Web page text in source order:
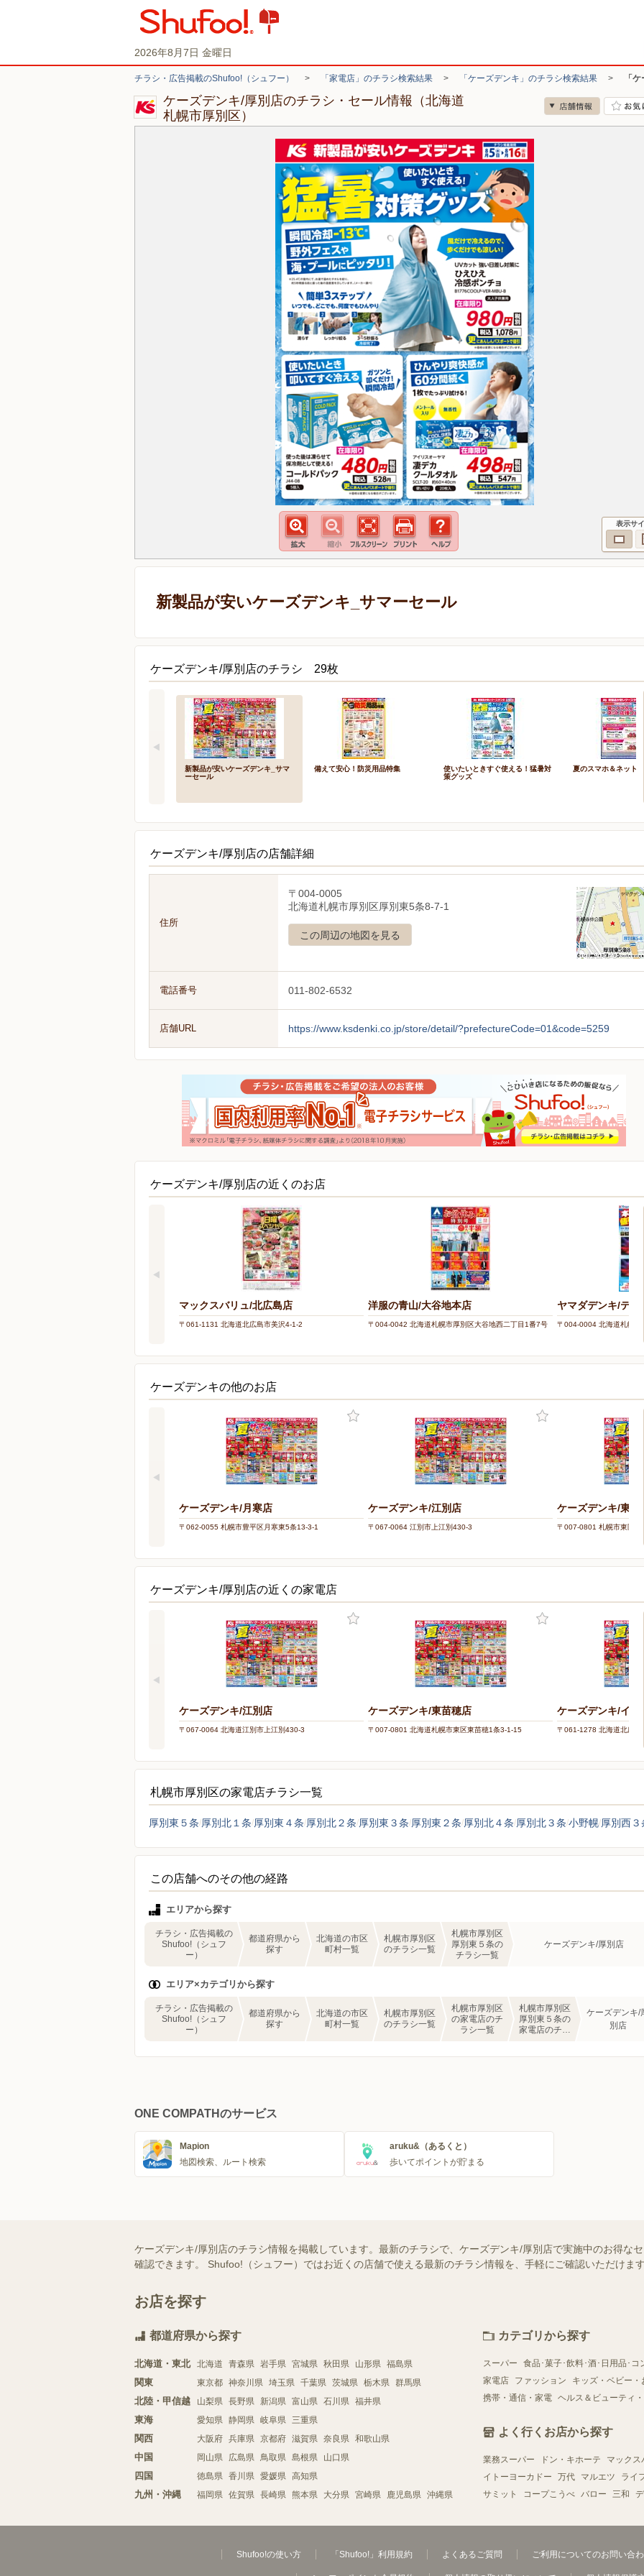
2026年8月7日 金曜日
チラシ・広告掲載のShufoo!（シュフー） > 「家電店」のチラシ検索結果 > 「ケーズデンキ」のチラシ検索結果 > 「
ケーズデンキ/厚別店のチラシ・セール情報（北海道
札幌市厚別区）
表示サ
新製品が安いケーズデンキ_サマーセール
ケーズデンキ/厚別店のチラシ 29枚
新製品が安いケーズデンキ_サマ
ーセール
備えて安心！防災用品特集
使いたいときすぐ使える！猛暑対
策グッズ
夏のスマホ＆ネット応
ケーズデンキ/厚別店の店舗詳細
住所
〒004-0005
北海道札幌市厚別区厚別東5条8-7-1
この周辺の地図を見る
電話番号 011-802-6532
店舗URL https://www.ksdenki.co.jp/store/detail/?prefectureCode=01&code=5259
ケーズデンキ/厚別店の近くのお店
マックスバリュ/北広島店
〒061-1131 北海道北広島市美沢4-1-2
洋服の青山/大谷地本店
〒004-0042 北海道札幌市厚別区大谷地西二丁目1番7号
ヤマダデンキ/テ
〒004-0004 北海道札幌
ケーズデンキの他のお店
ケーズデンキ/月寒店
〒062-0055 札幌市豊平区月寒東5条13-3-1
ケーズデンキ/江別店
〒067-0064 江別市上江別430-3
ケーズデンキ/東苗
〒007-0801 札幌市東区東
ケーズデンキ/厚別店の近くの家電店
ケーズデンキ/江別店
〒067-0064 北海道江別市上江別430-3
ケーズデンキ/東苗穂店
〒007-0801 北海道札幌市東区東苗穂1条3-1-15
ケーズデンキ/イン
〒061-1278 北海道北広島
札幌市厚別区の家電店チラシ一覧
厚別東５条 厚別北１条 厚別東４条 厚別北２条 厚別東３条 厚別東２条 厚別北４条 厚別北３条 小野幌 厚別西３
この店舗へのその他の経路
エリアから探す
チラシ・広告掲載の
Shufoo!（シュフ
ー）
都道府県から
探す
北海道の市区
町村一覧
札幌市厚別区
のチラシ一覧
札幌市厚別区
厚別東５条の
チラシ一覧
ケーズデンキ/厚別店
エリア×カテゴリから探す
チラシ・広告掲載の
Shufoo!（シュフ
ー）
都道府県から
探す
北海道の市区
町村一覧
札幌市厚別区
のチラシ一覧
札幌市厚別区
の家電店のチ
ラシ一覧
札幌市厚別区
厚別東５条の
家電店のチラ
ケーズデンキ/
別店
ONE COMPATHのサービス
Mapion
地図検索、ルート検索
aruku&（あるくと）
歩いてポイントが貯まる
ケーズデンキ/厚別店のチラシ情報を掲載しています。最新のチラシで、ケーズデンキ/厚別店で実施中のお得な
確認できます。 Shufoo!（シュフー）ではお近くの店舗で使える最新のチラシ情報を、手軽にご確認いただけま
お店を探す
都道府県から探す
北海道・東北 北海道 青森県 岩手県 宮城県 秋田県 山形県 福島県
関東 東京都 神奈川県 埼玉県 千葉県 茨城県 栃木県 群馬県
北陸・甲信越 山梨県 長野県 新潟県 富山県 石川県 福井県
東海 愛知県 静岡県 岐阜県 三重県
関西 大阪府 兵庫県 京都府 滋賀県 奈良県 和歌山県
中国 岡山県 広島県 鳥取県 島根県 山口県
四国 徳島県 香川県 愛媛県 高知県
九州・沖縄 福岡県 佐賀県 長崎県 熊本県 大分県 宮崎県 鹿児島県 沖縄県
カテゴリから探す
スーパー 食品･菓子･飲料･酒･日用品･コ
家電店
ファッション キッズ・ベビー・
携帯・通信・家電 ヘルス＆ビューティ
よく行くお店から探す
業務スーパー ドン・キホーテ マックス
イトーヨーカドー
万代 マルエツ ライ
サミット
コープこうべ バロー 三和
Shufoo!の使い方 「Shufoo!」利用規約 よくあるご質問 ご利用についてのお問い合